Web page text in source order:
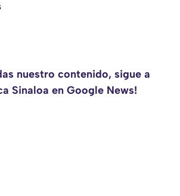
nuestro contenido, sigue a
Sinaloa en Google News!